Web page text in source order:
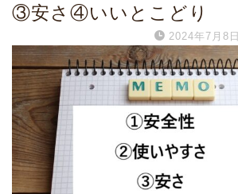
③安さ④いいとこどり
2024年7月8日